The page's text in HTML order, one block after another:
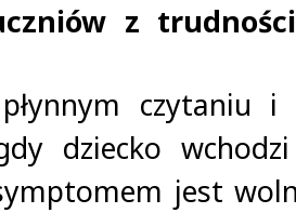
z
czytaniu
dziecko
jest